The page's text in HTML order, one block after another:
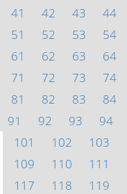
41
42 43 44
51
52 53 54
61
62 63 64
71
72 73 74
81
82 83 84
91
92 93 94
101
102 103
109
110 111
117
118 119